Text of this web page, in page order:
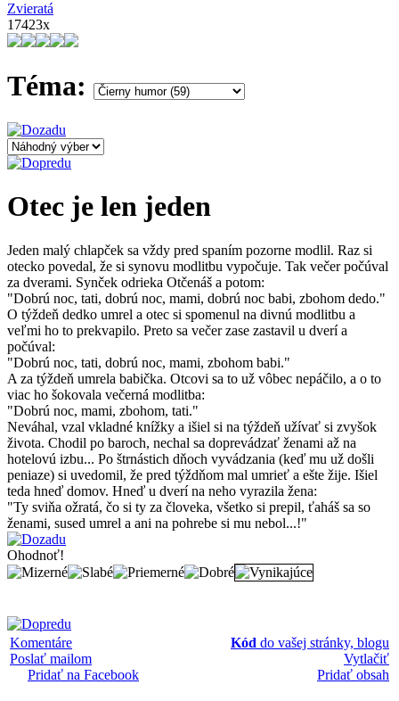
Zvieratá
17423x
Téma:
Otec je len jeden
Jeden malý chlapček sa vždy pred spaním pozorne modlil. Raz si
otecko povedal, že si synovu modlitbu vypočuje. Tak večer počúval
za dverami. Synček odrieka Otčenáš a potom:
"Dobrú noc, tati, dobrú noc, mami, dobrú noc babi, zbohom dedo."
O týždeň dedko umrel a otec si spomenul na divnú modlitbu a
veľmi ho to prekvapilo. Preto sa večer zase zastavil u dverí a
počúval:
"Dobrú noc, tati, dobrú noc, mami, zbohom babi."
A za týždeň umrela babička. Otcovi sa to už vôbec nepáčilo, a o to
viac ho šokovala večerná modlitba:
"Dobrú noc, mami, zbohom, tati."
Neváhal, vzal vkladné knížky a išiel si na týždeň užívať si zvyšok
života. Chodil po baroch, nechal sa doprevádzať ženami až na
hotelovú izbu... Po štrnástich dňoch vyvádzania (keď mu už došli
peniaze) si uvedomil, že pred týždňom mal umrieť a ešte žije. Išiel
teda hneď domov. Hneď u dverí na neho vyrazila žena:
"Ty sviňa ožratá, čo si ty za človeka, všetko si prepil, ťaháš sa so
ženami, sused umrel a ani na pohrebe si mu nebol...!"
Ohodnoť!
Komentáre
Poslať mailom
Pridať na Facebook
Kód do vašej stránky, blogu
Vytlačiť
Pridať obsah